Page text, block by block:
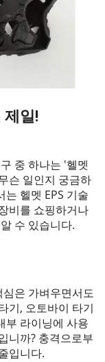
제일!
중 하나는 '헬멧
슨 일인지 궁금하
헬멧 EPS 기술
비를 쇼핑하거나
수 있습니다.
은 가벼우면서도
기, 오토바이 타기
부 라이닝에 사용
니까? 충격으로부
입니다.